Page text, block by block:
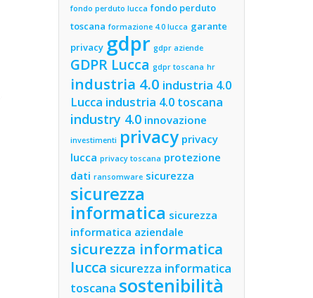
fondo perduto lucca fondo perduto
toscana formazione 4.0 lucca garante
privacy gdpr gdpr aziende
GDPR Lucca gdpr toscana hr
industria 4.0 industria 4.0
Lucca industria 4.0 toscana
industry 4.0 innovazione
investimenti privacy privacy
lucca privacy toscana protezione
dati ransomware sicurezza
sicurezza
informatica sicurezza
informatica aziendale
sicurezza informatica
lucca sicurezza informatica
toscana sostenibilità